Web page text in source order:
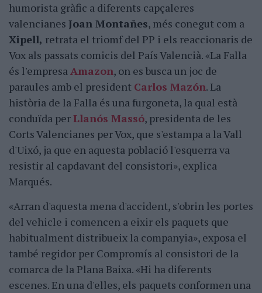
humorista gràfic a diferents capçaleres
valencianes Joan Montañes, més conegut com a
Xipell, retrata el triomf del PP i els reaccionaris de
Vox als passats comicis del País Valencià. «La Falla
és l'empresaAmazon, on es busca un joc de
paraules amb el president Carlos Mazón. La
història de la Falla és una furgoneta, la qual està
conduïda perLlanós Massó, presidenta de les
Corts Valencianes per Vox, que s'estampa a la Vall
d'Uixó, ja que en aquesta població l'esquerra va
resistir al capdavant del consistori», explica
Marqués.
«Arran d'aquesta mena d'accident, s'obrin les portes
del vehicle i comencen a eixir els paquets que
habitualment distribueix la companyia», exposa el
també regidor per Compromís al consistori de la
comarca de la Plana Baixa. «Hi ha diferents
escenes. En una d'elles, els paquets conformen una